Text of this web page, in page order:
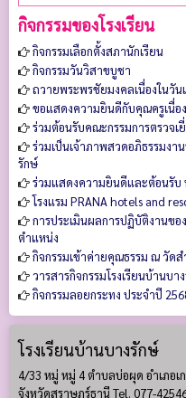
กิจกรรมของโรงเรียน
กิจกรรมเลือกตั้งสภานักเรียน
กิจกรรมวันวิสาขบูชา
ถวายพระพรชัยมงคลเนื่องในวั
ขอแสดงความยินดีกับคุณครูเนื่อ
ร่วมต้อนรับคณะกรรมการตรวจ
ร่วมเป็นเจ้าภาพสวดอภิธรรมง
รักษ์
ร่วมแสดงความยินดีและต้อนรับ
โรงแรม PRANA hotels and
การประเมินผลการปฏิบัติงานข
ตำแหน่ง
กิจกรรมเข้าค่ายคุณธรรม ณ วัดส
วารสารกิจกรรมโรงเรียนบ้านบา
กิจกรรมลอยกระทง ประจำปี
โรงเรียนบ้านบางรักษ์
4/33 หมู่ หมู่ 4 ตำบลบ่อผุด อำเภอเ
จังหวัดสุราษฎร์ธานี Tel. 077-